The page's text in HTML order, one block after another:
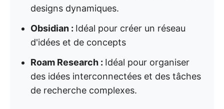
designs dynamiques.
Obsidian : Idéal pour créer un réseau
d'idées et de concepts
Roam Research : Idéal pour organiser
des idées interconnectées et des tâches
de recherche complexes.